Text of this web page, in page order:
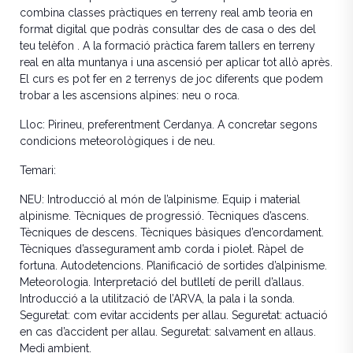
combina classes pràctiques en terreny real amb teoria en
format digital que podràs consultar des de casa o des del
teu telèfon . A la formació pràctica farem tallers en terreny
real en alta muntanya i una ascensió per aplicar tot allò après.
El curs es pot fer en 2 terrenys de joc diferents que podem
trobar a les ascensions alpines: neu o roca.
Lloc: Pirineu, preferentment Cerdanya. A concretar segons
condicions meteorològiques i de neu.
Temari:
NEU: Introducció al món de l’alpinisme. Equip i material
alpinisme. Tècniques de progressió. Tècniques d’ascens.
Tècniques de descens. Tècniques bàsiques d’encordament.
Tècniques d’assegurament amb corda i piolet. Ràpel de
fortuna. Autodetencions. Planificació de sortides d’alpinisme.
Meteorologia. Interpretació del butlletí de perill d’allaus.
Introducció a la utilització de l’ARVA, la pala i la sonda.
Seguretat: com evitar accidents per allau. Seguretat: actuació
en cas d’accident per allau. Seguretat: salvament en allaus.
Medi ambient.